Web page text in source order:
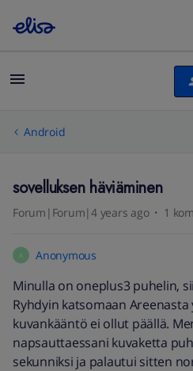
Android
sovelluksen häviäminen
Forum|Forum|4 years ago 1
A Anonymous
Minulla on oneplus3 puhelin,
Ryhdyin katsomaan
kuvankääntö ei ollut päällä.
napsauttaessani kuvaketta
sekunniksi ja palautui sitten